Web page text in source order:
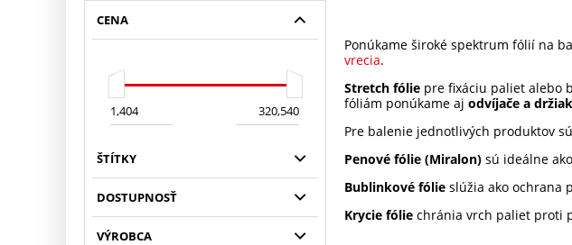
CENA
ŠTÍTKY
DOSTUPNOSŤ
VÝROBCA
Ponúkame široké spektrum fólií na
vrecia.
Stretch fóliepre fixáciu paliet alebo
fóliám ponúkame aj odvíjače a
Pre balenie jednotlivých produktov
Penové fólie (Miralon)sú ideálne
Bublinkové fólieslúžia ako ochrana
Krycie fóliechránia vrch paliet proti